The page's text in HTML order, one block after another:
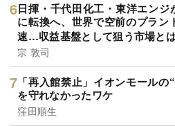
日揮・千代田化工・東洋エンジ
に転換へ、世界で空前のプラン
速…収益基盤として狙う市場と
宗 敦司
「再入館禁止」イオンモール
を守れなかったワケ
窪田順生